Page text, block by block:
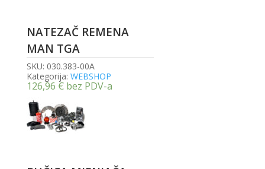
NATEZAČ REMENA
MAN TGA
SKU: 030.383-00A
Kategorija: WEBSHOP
126,96 € bez PDV-a